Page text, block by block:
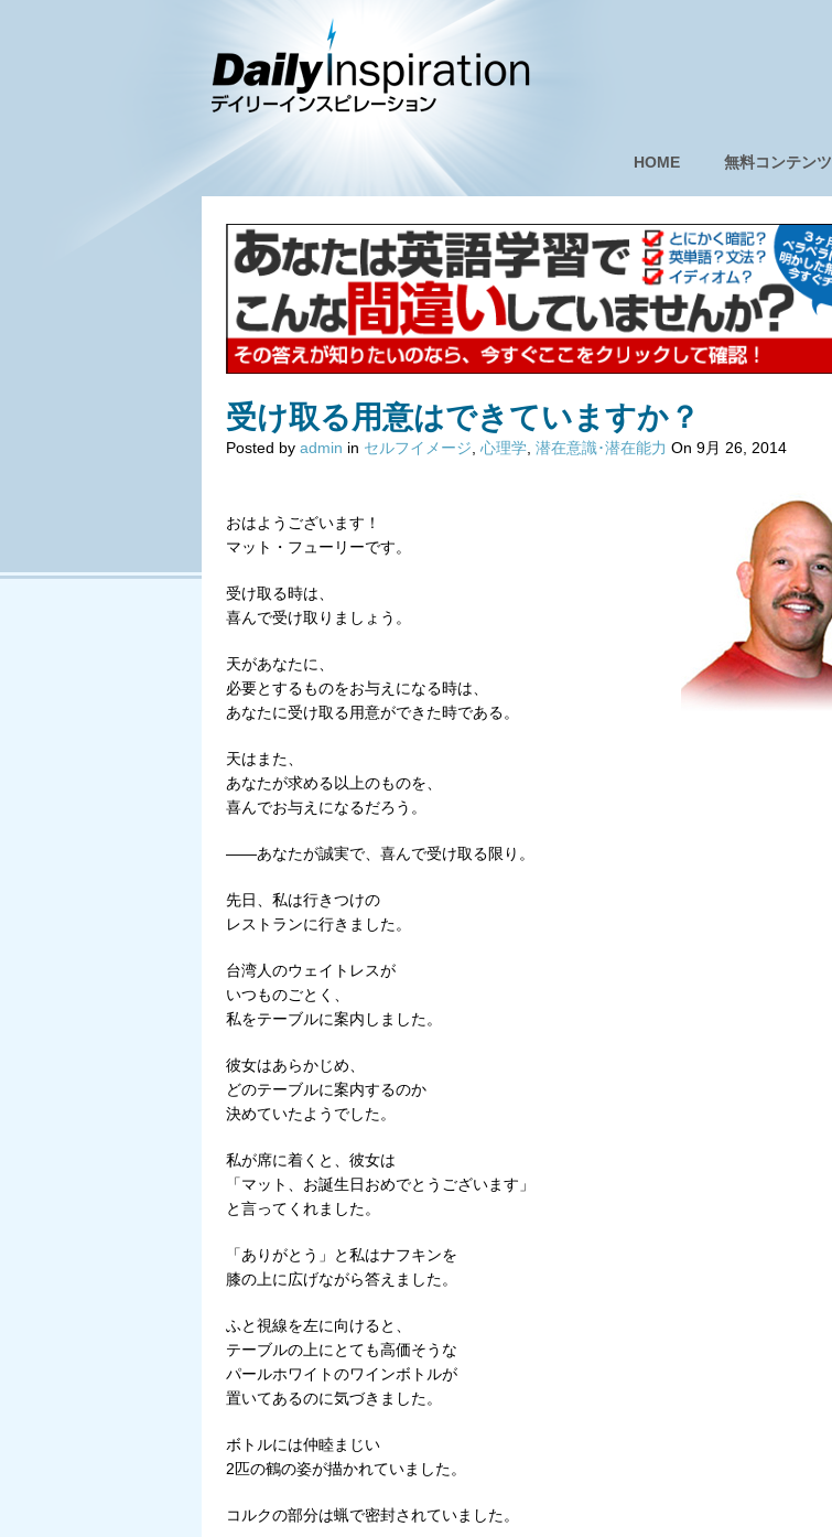
HOME 無料コンテンツ
受け取る用意はできていますか？
Posted by admin in セルフイメージ 心理学 潜在意識･潜在能力 On 9月 26, 2014
おはようございます！
マット・フューリーです。
受け取る時は、
喜んで受け取りましょう。
天があなたに、
必要とするものをお与えになる時は、
あなたに受け取る用意ができた時である。
天はまた、
あなたが求める以上のものを、
喜んでお与えになるだろう。
――あなたが誠実で、喜んで受け取る限り。
先日、私は行きつけの
レストランに行きました。
台湾人のウェイトレスが
いつものごとく、
私をテーブルに案内しました。
彼女はあらかじめ、
どのテーブルに案内するのか
決めていたようでした。
私が席に着くと、彼女は
「マット、お誕生日おめでとうございます」
と言ってくれました。
「ありがとう」と私はナフキンを
膝の上に広げながら答えました。
ふと視線を左に向けると、
テーブルの上にとても高価そうな
パールホワイトのワインボトルが
置いてあるのに気づきました。
ボトルには仲睦まじい
2匹の鶴の姿が描かれていました。
コルクの部分は蝋で密封されていました。